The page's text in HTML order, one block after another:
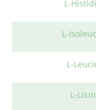
L-
L-
L-
L-